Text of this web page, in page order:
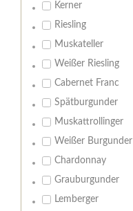
Kerner
Riesling
Muskateller
Weißer Riesling
Cabernet Franc
Spätburgunder
Muskattrollinger
Weißer Burgunder
Chardonnay
Grauburgunder
Lemberger